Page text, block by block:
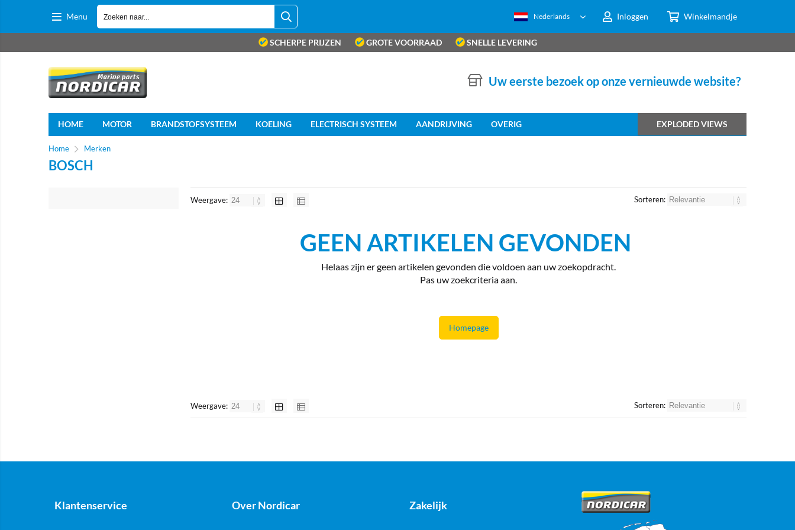
Menu Inloggen Winkelmandje
Nederlands
SCHERPE PRIJZEN GROTE VOORRAAD SNELLE LEVERING
Uw eerste bezoek op onze vernieuwde website?
HOME MOTOR BRANDSTOFSYSTEEM KOELING ELECTRISCH SYSTEEM AANDRIJVING OVERIG EXPLODED VIEWS
Home Merken
BOSCH
Weergave: Sorteren:
GEEN ARTIKELEN GEVONDEN
Helaas zijn er geen artikelen gevonden die voldoen aan uw zoekopdracht.
Pas uw zoekcriteria aan.
Homepage
Weergave: Sorteren:
Klantenservice Over Nordicar Zakelijk